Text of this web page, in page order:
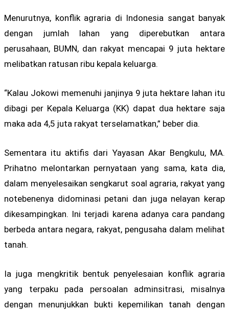
Menurutnya, konflik agraria di Indonesia sangat banyak
dengan jumlah lahan yang diperebutkan antara
perusahaan, BUMN, dan rakyat mencapai 9 juta hektare
melibatkan ratusan ribu kepala keluarga.
“Kalau Jokowi memenuhi janjinya 9 juta hektare lahan itu
dibagi per Kepala Keluarga (KK) dapat dua hektare saja
maka ada 4,5 juta rakyat terselamatkan,” beber dia.
Sementara itu aktifis dari Yayasan Akar Bengkulu, MA.
Prihatno melontarkan pernyataan yang sama, kata dia,
dalam menyelesaikan sengkarut soal agraria, rakyat yang
notebenenya didominasi petani dan juga nelayan kerap
dikesampingkan. Ini terjadi karena adanya cara pandang
berbeda antara negara, rakyat, pengusaha dalam melihat
tanah.
Ia juga mengkritik bentuk penyelesaian konflik agraria
yang terpaku pada persoalan adminsitrasi, misalnya
dengan menunjukkan bukti kepemilikan tanah dengan